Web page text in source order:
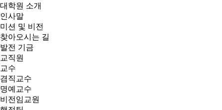
대학원 소개
인사말
미션 및 비전
찾아오시는 길
발전 기금
교직원
교수
겸직교수
명예교수
비전임교원